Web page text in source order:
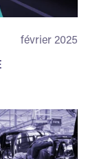
février 2025